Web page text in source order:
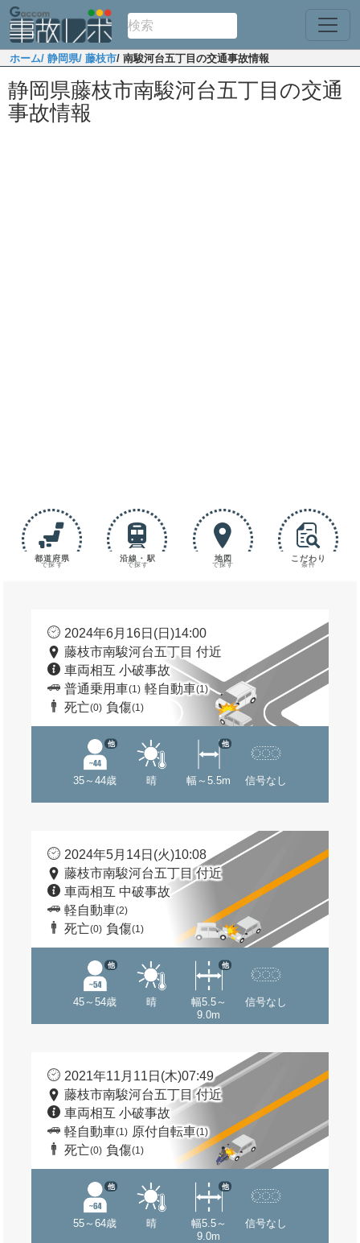
ホーム/ 静岡県/ 藤枝市/ 南駿河台五丁目の交通事故情報
静岡県藤枝市南駿河台五丁目の交通
事故情報
都道府県
で探す
沿線・駅
で探す
地図
で探す
こだわり
条件
2024年6月16日(日)14:00
藤枝市南駿河台五丁目 付近
車両相互 小破事故
普通乗用車(1) 軽自動車(1)
死亡(0) 負傷(1)
35～44歳
他
晴 幅～5.5m
他
信号なし
2024年5月14日(火)10:08
藤枝市南駿河台五丁目 付近
車両相互 中破事故
軽自動車(2)
死亡(0) 負傷(1)
45～54歳
他
晴
幅5.5～
9.0m
他
信号なし
2021年11月11日(木)07:49
藤枝市南駿河台五丁目 付近
車両相互 小破事故
軽自動車(1) 原付自転車(1)
死亡(0) 負傷(1)
55～64歳
他
晴
幅5.5～
9.0m
他
信号なし